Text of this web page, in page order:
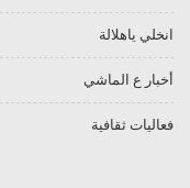
انخلي ياهلالة
أخبار ع الماشي
فعاليات ثقافية